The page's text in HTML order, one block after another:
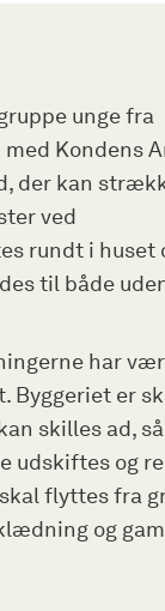
unge fra
Kondens
der kan
ved
rundt i huset
til både
har
er
skilles ad, så
udskiftes og
flyttes fra
og